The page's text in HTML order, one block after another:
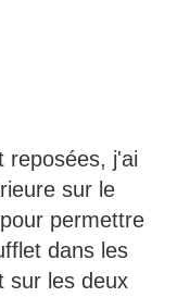
reposées, j'ai
sur le
permettre
dans les
sur les deux